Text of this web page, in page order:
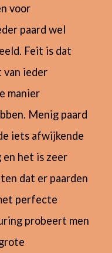
voor
paard wel
Feit is dat
van ieder
manier
Menig paard
iets afwijkende
en het is zeer
dat er paarden
perfecte
probeert men